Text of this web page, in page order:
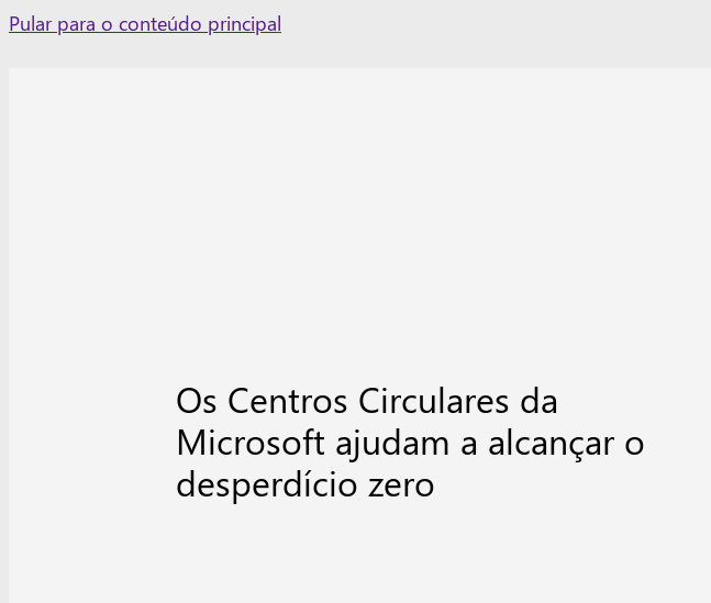
Skip
Pular para o conteúdo principal
Os Centros Circulares da
Microsoft ajudam a alcançar o
desperdício zero